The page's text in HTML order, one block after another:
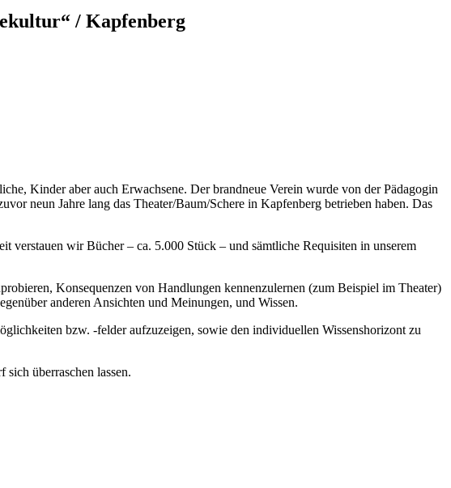
/ Kapfenberg
Kinder aber auch Erwachsene. Der brandneue Verein wurde von der Pädagogin
neun Jahre lang das Theater/Baum/Schere in Kapfenberg betrieben haben. Das
verstauen wir Bücher – ca. 5.000 Stück – und sämtliche Requisiten in unserem
Konsequenzen von Handlungen kennenzulernen (zum Beispiel im Theater)
anderen Ansichten und Meinungen, und Wissen.
bzw. -felder aufzuzeigen, sowie den individuellen Wissenshorizont zu
überraschen lassen.